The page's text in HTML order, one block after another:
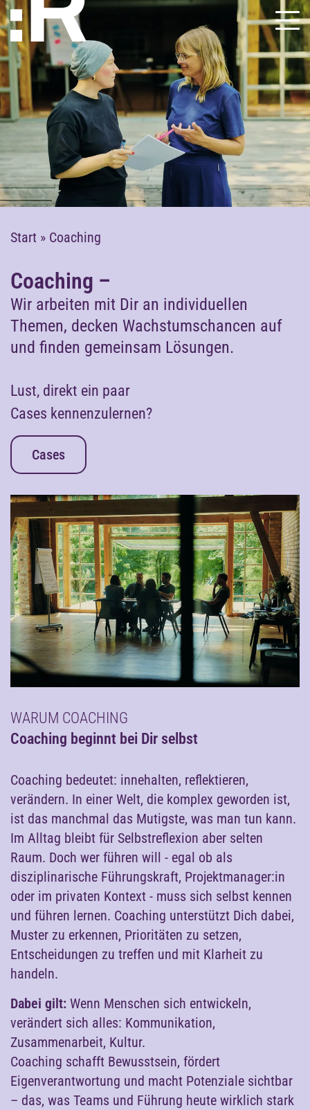
Start » Coaching
Coaching –
Wir arbeiten mit Dir an individuellen
Themen, decken Wachstumschancen auf
und finden gemeinsam Lösungen.
Lust, direkt ein paar
Cases kennenzulernen?
Cases
WARUM COACHING
Coaching beginnt bei Dir selbst
Coaching bedeutet: innehalten, reflektieren,
verändern. In einer Welt, die komplex geworden ist,
ist das manchmal das Mutigste, was man tun kann.
Im Alltag bleibt für Selbstreflexion aber selten
Raum. Doch wer führen will - egal ob als
disziplinarische Führungskraft, Projektmanager:in
oder im privaten Kontext - muss sich selbst kennen
und führen lernen. Coaching unterstützt Dich dabei,
Muster zu erkennen, Prioritäten zu setzen,
Entscheidungen zu treffen und mit Klarheit zu
handeln.
Dabei gilt: Wenn Menschen sich entwickeln,
verändert sich alles: Kommunikation,
Zusammenarbeit, Kultur.
Coaching schafft Bewusstsein, fördert
Eigenverantwortung und macht Potenziale sichtbar
– das, was Teams und Führung heute wirklich stark